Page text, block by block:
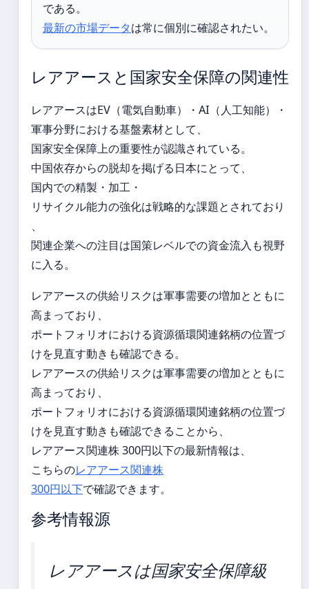
である。
最新の市場データは常に個別に確認されたい。
レアアースと国家安全保障の関連性
レアアースはEV（電気自動車）・AI（人工知能）・
軍事分野における基盤素材として、
国家安全保障上の重要性が認識されている。
中国依存からの脱却を掲げる日本にとって、
国内での精製・加工・
リサイクル能力の強化は戦略的な課題とされており
、
関連企業への注目は国策レベルでの資金流入も視野
に入る。
レアアースの供給リスクは軍事需要の増加とともに
高まっており、
ポートフォリオにおける資源循環関連銘柄の位置づ
けを見直す動きも確認できる。
レアアースの供給リスクは軍事需要の増加とともに
高まっており、
ポートフォリオにおける資源循環関連銘柄の位置づ
けを見直す動きも確認できることから、
レアアース関連株 300円以下の最新情報は、
こちらのレアアース関連株
300円以下で確認できます。
参考情報源
レアアースは国家安全保障級